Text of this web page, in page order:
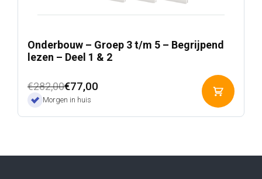
Onderbouw – Groep 3 t/m 5 – Begrijpend
lezen – Deel 1 & 2
€282,00
Oorspronkelijke
prijs
€282,00.
€77,00
Huidige
prijs
€77,00.
Morgen in huis
aan